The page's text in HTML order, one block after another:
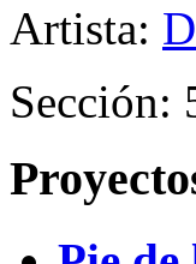
Artista:
Sección: